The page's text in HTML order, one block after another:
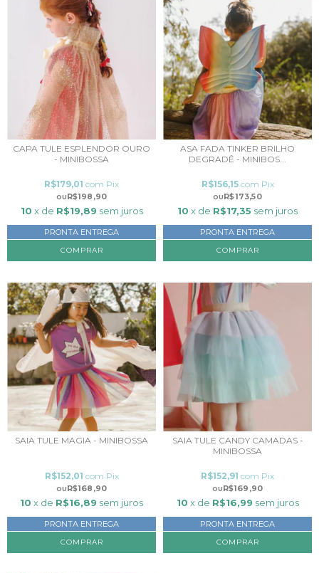
CAPA TULE ESPLENDOR OURO
- MINIBOSSA
R$198,90
R$179,01 com Pix
10 x de R$19,89 sem juros
PRONTA ENTREGA
COMPRAR
ASA FADA TINKER BRILHO
DEGRADÊ - MINIBOS...
R$173,50
R$156,15 com Pix
10 x de R$17,35 sem juros
PRONTA ENTREGA
SAIA TULE MAGIA - MINIBOSSA
R$168,90
R$152,01 com Pix
10 x de R$16,89 sem juros
PRONTA ENTREGA
COMPRAR
SAIA TULE CANDY CAMADAS -
MINIBOSSA
R$169,90
R$152,91 com Pix
10 x de R$16,99 sem juros
PRONTA ENTREGA
COMPRAR